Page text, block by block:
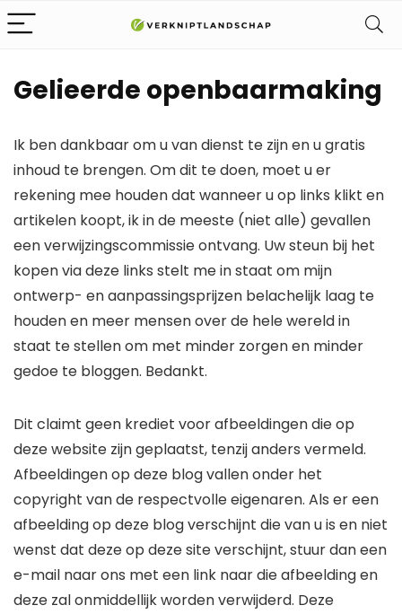
Gelieerde openbaarmaking
Ik ben dankbaar om u van dienst te zijn en u gratis
inhoud te brengen. Om dit te doen, moet u er
rekening mee houden dat wanneer u op links klikt en
artikelen koopt, ik in de meeste (niet alle) gevallen
een verwijzingscommissie ontvang. Uw steun bij het
kopen via deze links stelt me in staat om mijn
ontwerp- en aanpassingsprijzen belachelijk laag te
houden en meer mensen over de hele wereld in
staat te stellen om met minder zorgen en minder
gedoe te bloggen. Bedankt.
Dit claimt geen krediet voor afbeeldingen die op
deze website zijn geplaatst, tenzij anders vermeld.
Afbeeldingen op deze blog vallen onder het
copyright van de respectvolle eigenaren. Als er een
afbeelding op deze blog verschijnt die van u is en niet
wenst dat deze op deze site verschijnt, stuur dan een
e-mail naar ons met een link naar die afbeelding en
deze zal onmiddellijk worden verwijderd. Deze